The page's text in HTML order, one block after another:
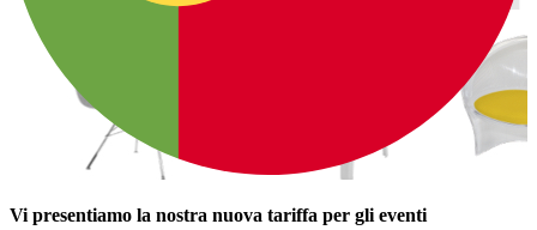
Vi presentiamo la nostra nuova tariffa per gli eventi